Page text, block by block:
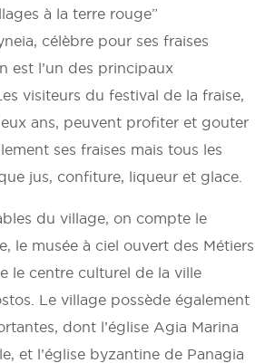
à la terre rouge”
célèbre pour ses fraises
est l’un des principaux
visiteurs du festival de la fraise,
ans, peuvent profiter et gouter
ses fraises mais tous les
jus, confiture, liqueur et glace.
du village, on compte le
le musée à ciel ouvert des Métiers
le centre culturel de la ville
Le village possède également
dont l’église Agia Marina
et l’église byzantine de Panagia